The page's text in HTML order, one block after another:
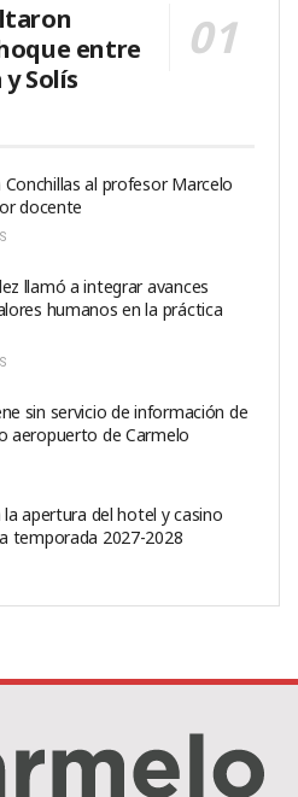
entre
Solís
al profesor Marcelo
docente
llamó a integrar avances
humanos en la práctica
sin servicio de información de
aeropuerto de Carmelo
apertura del hotel y casino
temporada 2027-2028